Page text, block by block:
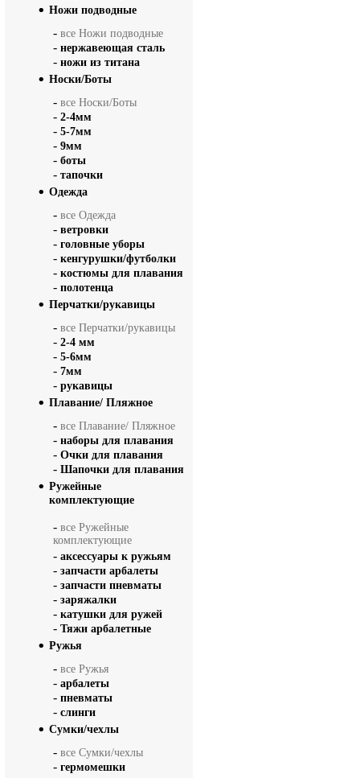
Ножи подводные
- все Ножи подводные
- нержавеющая сталь
- ножи из титана
Носки/Боты
- все Носки/Боты
- 2-4мм
- 5-7мм
- 9мм
- боты
- тапочки
Одежда
- все Одежда
- ветровки
- головные уборы
- кенгурушки/футболки
- костюмы для плавания
- полотенца
Перчатки/рукавицы
- все Перчатки/рукавицы
- 2-4 мм
- 5-6мм
- 7мм
- рукавицы
Плавание/ Пляжное
- все Плавание/ Пляжное
- наборы для плавания
- Очки для плавания
- Шапочки для плавания
Ружейные
комплектующие
- все Ружейные
комплектующие
- аксессуары к ружьям
- запчасти арбалеты
- запчасти пневматы
- заряжалки
- катушки для ружей
- Тяжи арбалетные
Ружья
- все Ружья
- арбалеты
- пневматы
- слинги
Сумки/чехлы
- все Сумки/чехлы
- гермомешки